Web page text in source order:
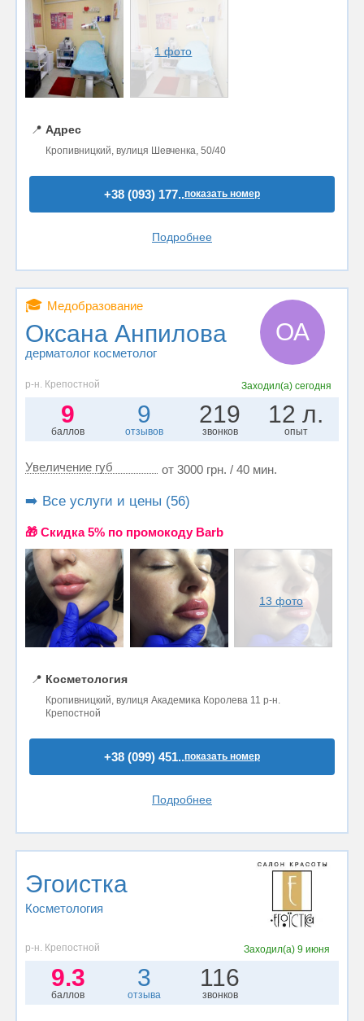
1 фото
📍 Адрес
Кропивницкий, вулиця Шевченка, 50/40
+38 (093) 177..показать номер
Подробнее
🎓 Медобразование
Оксана Анпилова
дерматолог косметолог
ОА
р-н. Крепостной Заходил(а)сегодня
9
баллов
9
отзывов
219
звонков
12 л.
опыт
Увеличение губ от 3000 грн. / 40 мин.
➡️ Все услуги и цены (56)
🎁 Cкидка 5% по промокоду Barb
13 фото
📍 Косметология
Кропивницкий, вулиця Академика Королева 11 р-н.
Крепостной
+38 (099) 451..показать номер
Подробнее
Эгоистка
Косметология
р-н. Крепостной Заходил(а) 9 июня
9.3
баллов
3
отзыва
116
звонков